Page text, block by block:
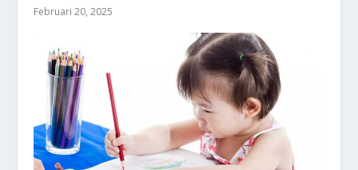
Februari 20, 2025